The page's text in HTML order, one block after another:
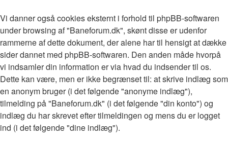
Vi danner også cookies eksternt i forhold til phpBB-softwaren
under browsing af "Baneforum.dk", skønt disse er udenfor
rammerne af dette dokument, der alene har til hensigt at dække
sider dannet med phpBB-softwaren. Den anden måde hvorpå
vi indsamler din information er via hvad du indsender til os.
Dette kan være, men er ikke begrænset til: at skrive indlæg som
en anonym bruger (i det følgende "anonyme indlæg"),
tilmelding på "Baneforum.dk" (i det følgende "din konto") og
indlæg du har skrevet efter tilmeldingen og mens du er logget
ind (i det følgende "dine indlæg").